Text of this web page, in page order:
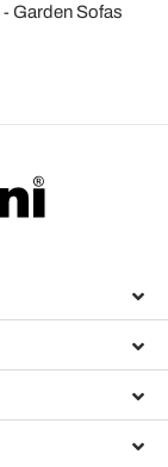
Garden Sofas